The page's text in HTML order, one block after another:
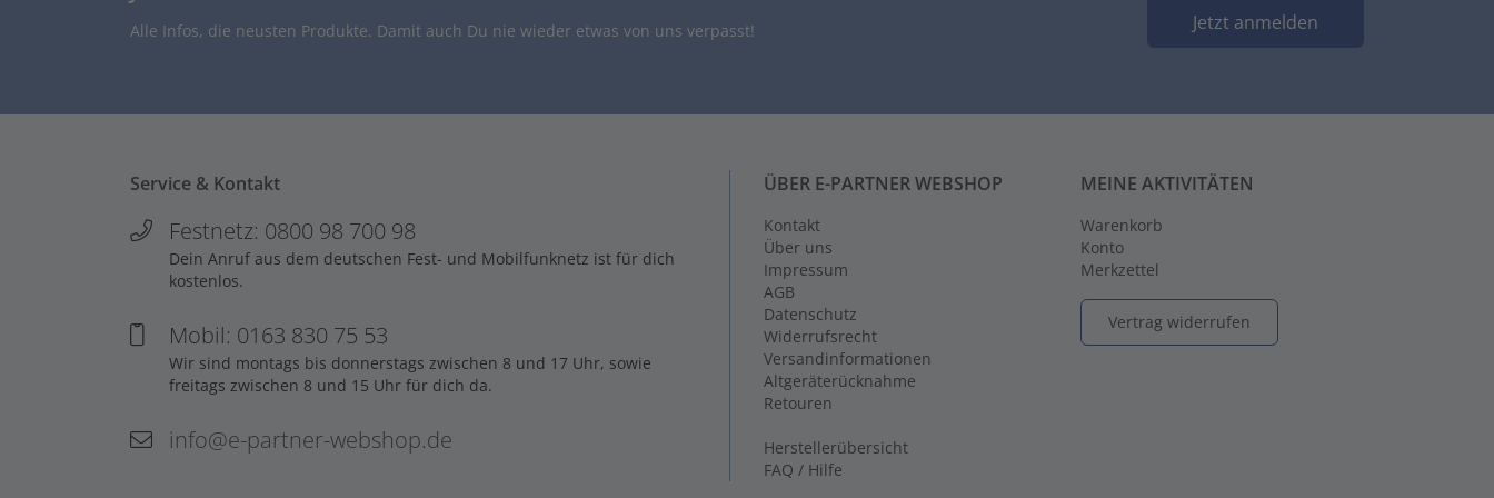
Alle Infos, die neusten Produkte. Damit auch Du nie wieder etwas von uns verpasst! Jetzt anmelden
Service & Kontakt
Festnetz: 0800 98 700 98
Dein Anruf aus dem deutschen Fest- und Mobilfunknetz ist für dich
kostenlos.
Mobil: 0163 830 75 53
Wir sind montags bis donnerstags zwischen 8 und 17 Uhr, sowie
freitags zwischen 8 und 15 Uhr für dich da.
info@e-partner-webshop.de
ÜBER E-PARTNER WEBSHOP
Kontakt
Über uns
Impressum
AGB
Datenschutz
Widerrufsrecht
Versandinformationen
Altgeräterücknahme
Retouren
Herstellerübersicht
FAQ / Hilfe
MEINE AKTIVITÄTEN
Warenkorb
Konto
Merkzettel
Vertrag widerrufen